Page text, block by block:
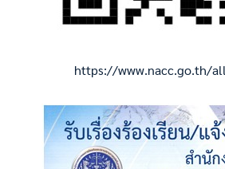
https://www.nacc.go.th/